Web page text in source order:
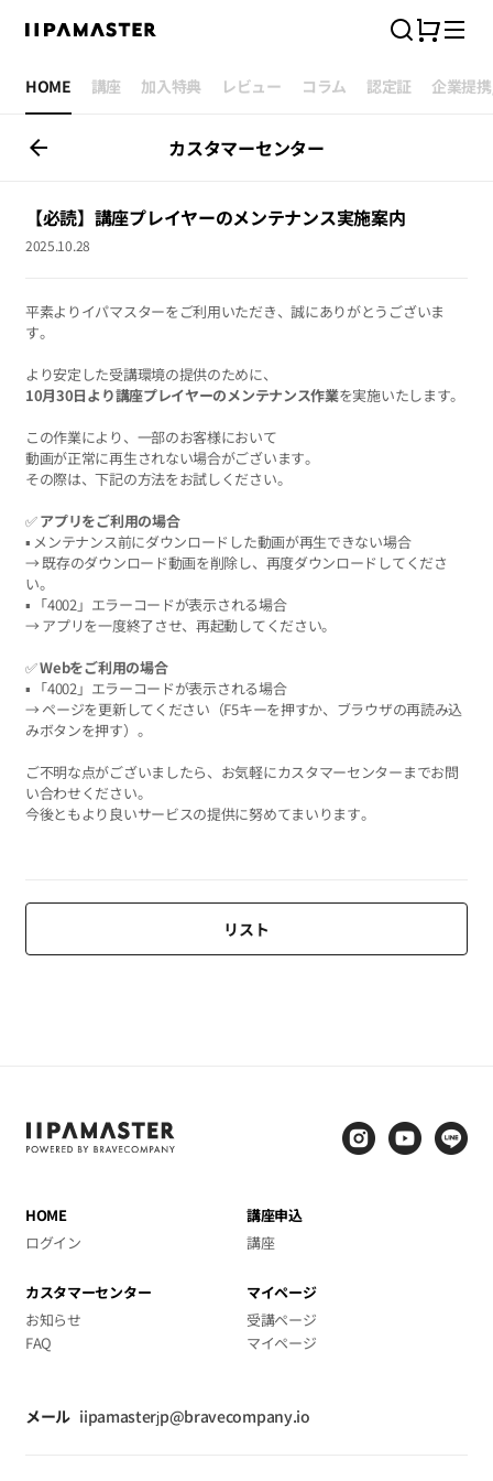
検
索
ー
ニ
ュ
HOME 講座 加入特典 レビュー コラム 認定証 企業提
arrow_back カスタマーセンター
【必読】講座プレイヤーのメンテナンス実施案内
2025.10.28
平素よりイパマスターをご利用いただき、誠にありがとうございま
す。
より安定した受講環境の提供のために、
10月30日より講座プレイヤーのメンテナンス作業を実施いたします。
この作業により、一部のお客様において
動画が正常に再生されない場合がございます。
その際は、下記の方法をお試しください。
✅アプリをご利用の場合
▪ メンテナンス前にダウンロードした動画が再生できない場合
→ 既存のダウンロード動画を削除し、再度ダウンロードしてくださ
い。
▪ 「4002」エラーコードが表示される場合
→ アプリを一度終了させ、再起動してください。
✅Webをご利用の場合
▪ 「4002」エラーコードが表示される場合
→ ページを更新してください（F5キーを押すか、ブラウザの再読み込
みボタンを押す）。
ご不明な点がございましたら、お気軽にカスタマーセンターまでお問
い合わせください。
今後ともより良いサービスの提供に努めてまいります。
リスト
HOME
ログイン
講座申込
講座
カスタマーセンター
お知らせ
FAQ
マイページ
受講ページ
マイページ
メール iipamasterjp@bravecompany.io